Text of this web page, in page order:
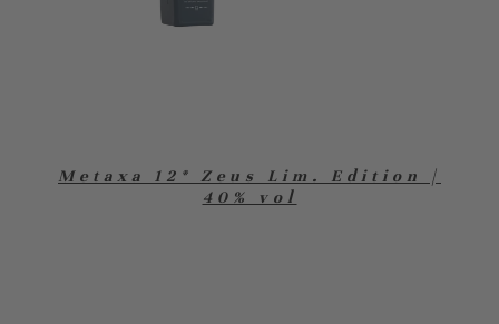
Metaxa 12* Zeus Lim. Edition |
40% vol